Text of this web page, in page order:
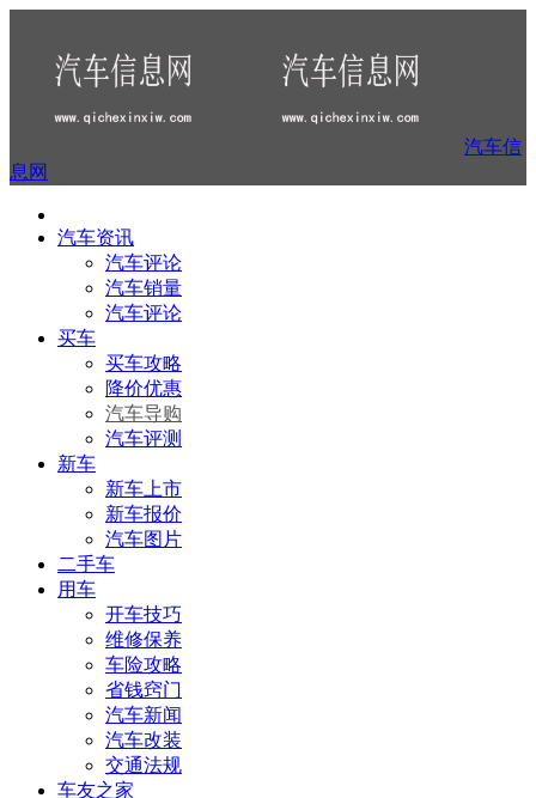
汽车信
息网
汽车资讯
汽车评论
汽车销量
汽车评论
买车
买车攻略
降价优惠
汽车导购
汽车评测
新车
新车上市
新车报价
汽车图片
二手车
用车
开车技巧
维修保养
车险攻略
省钱窍门
汽车新闻
汽车改装
交通法规
车友之家